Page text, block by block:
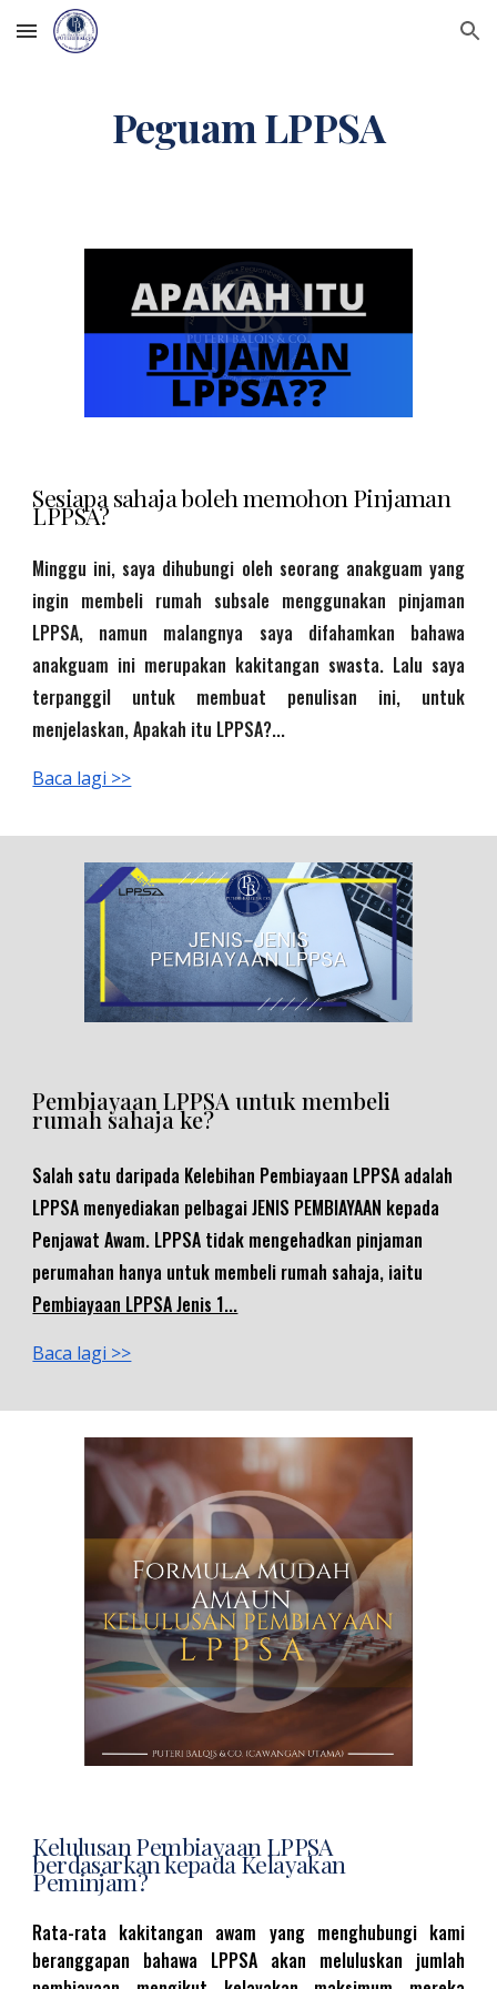
Skip to main content Skip to navigation
PeguamLPPSA
Sesiapa sahaja boleh memohon Pinjaman
LPPSA?
Minggu ini, saya dihubungi oleh seorang anakguam yang
ingin membeli rumah subsale menggunakan pinjaman
LPPSA, namun malangnya saya difahamkan bahawa
anakguam ini merupakan kakitangan swasta. Lalu saya
terpanggil untuk membuat penulisan ini, untuk
menjelaskan, Apakah itu LPPSA?...
Baca lagi >>
Pembiayaan LPPSA untuk membeli
rumah sahaja ke?
Salah satu daripada Kelebihan Pembiayaan LPPSA adalah
LPPSA menyediakan pelbagai JENIS PEMBIAYAAN kepada
Penjawat Awam. LPPSA tidak mengehadkan pinjaman
perumahan hanya untuk membeli rumah sahaja, iaitu
Pembiayaan LPPSA Jenis 1...
Baca lagi >>
Kelulusan Pembiayaan LPPSA
berdasarkan kepada Kelayakan
Peminjam?
Rata-rata kakitangan awam yang menghubungi kami
beranggapan bahawa LPPSA akan meluluskan jumlah